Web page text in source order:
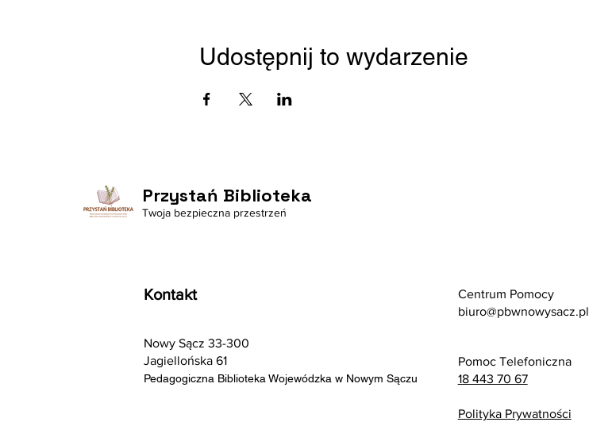
Udostępnij to wydarzenie
Przystań Biblioteka
Twoja bezpieczna przestrzeń
Kontakt
Nowy Sącz 33-300
Jagiellońska 61
Pedagogiczna Biblioteka Wojewódzka w Nowym Sączu
Centrum Pomocy
biuro@pbwnowysacz.pl
Pomoc Telefoniczna
18 443 70 67
Polityka Prywatności